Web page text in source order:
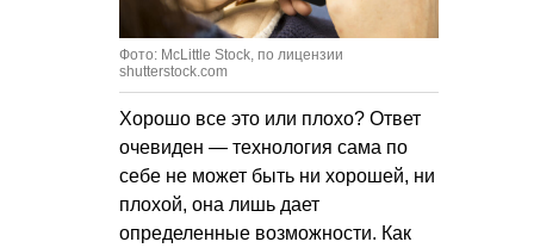
Фото: McLittle Stock, по лицензии
shutterstock.com
Хорошо все это или плохо? Ответ
очевиден — технология сама по
себе не может быть ни хорошей, ни
плохой, она лишь дает
определенные возможности. Как